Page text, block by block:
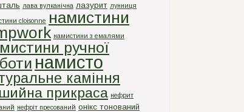
лава вулканічна лазурит лунниця
cloisonne намистини
намистини з емалями
ручної
намисто
каміння
прикраса нефрит
нефріт пресований онікс тонований